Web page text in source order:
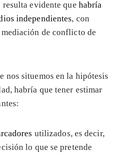
evidente que habría
independientes, con
de conflicto de
nos situemos en la hipótesis
habría que tener estimar
utilizados, es decir,
lo que se pretende